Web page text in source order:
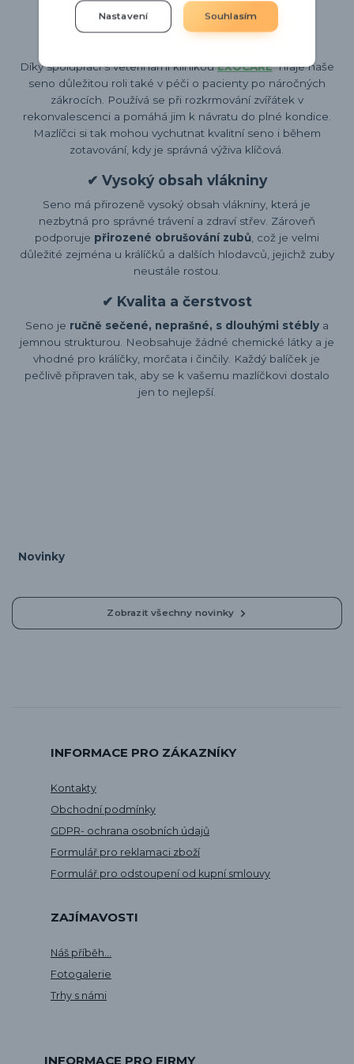
Novinky
Zobrazit všechny novinky
vybíravějšími mazlíčky.
Díky spolupráci s veterinární klinikouEXOCARE hraje naše
seno důležitou roli také v péči o pacienty po náročných
zákrocích. Používá se při rozkrmování zvířátek v
rekonvalescenci a pomáhá jim k návratu do plné kondice.
Mazlíčci si tak mohou vychutnat kvalitní seno i během
zotavování, kdy je správná výživa klíčová.
✔ Vysoký obsah vlákniny
Seno má přirozeně vysoký obsah vlákniny, která je
nezbytná pro správné trávení a zdraví střev. Zároveň
podporuje přirozené obrušování zubů, což je velmi
důležité zejména u králíčků a dalších hlodavců, jejichž zuby
neustále rostou.
✔ Kvalita a čerstvost
Seno je ručně sečené, neprašné, s dlouhými stéblya
jemnou strukturou. Neobsahuje žádné chemické látky a je
vhodné pro králíčky, morčata i činčily. Každý balíček je
pečlivě připraven tak, aby se k vašemu mazlíčkovi dostalo
jen to nejlepší.
INFORMACE PRO ZÁKAZNÍKY
Kontakty
Obchodní podmínky
GDPR- ochrana osobních údajů
Formulář pro reklamaci zboží
Formulář pro odstoupení od kupní smlouvy
ZAJÍMAVOSTI
Náš příběh...
Fotogalerie
Trhy s námi
INFORMACE PRO FIRMY
Nastavení Souhlasím